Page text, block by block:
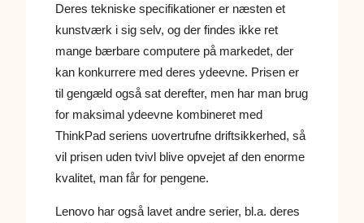
Deres tekniske specifikationer er næsten et
kunstværk i sig selv, og der findes ikke ret
mange bærbare computere på markedet, der
kan konkurrere med deres ydeevne. Prisen er
til gengæld også sat derefter, men har man brug
for maksimal ydeevne kombineret med
ThinkPad seriens uovertrufne driftsikkerhed, så
vil prisen uden tvivl blive opvejet af den enorme
kvalitet, man får for pengene.
Lenovo har også lavet andre serier, bl.a. deres